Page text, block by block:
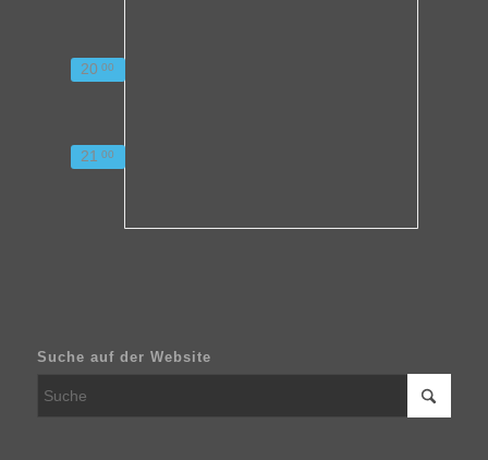
20 00
21 00
Suche auf der Website